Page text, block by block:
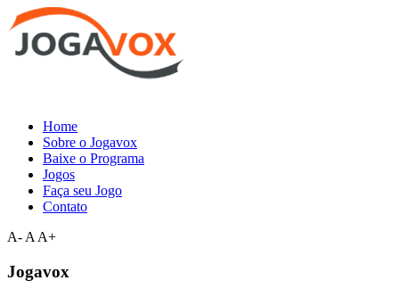
Home
Sobre o Jogavox
Baixe o Programa
Jogos
Faça seu Jogo
Contato
A- A A+
Jogavox